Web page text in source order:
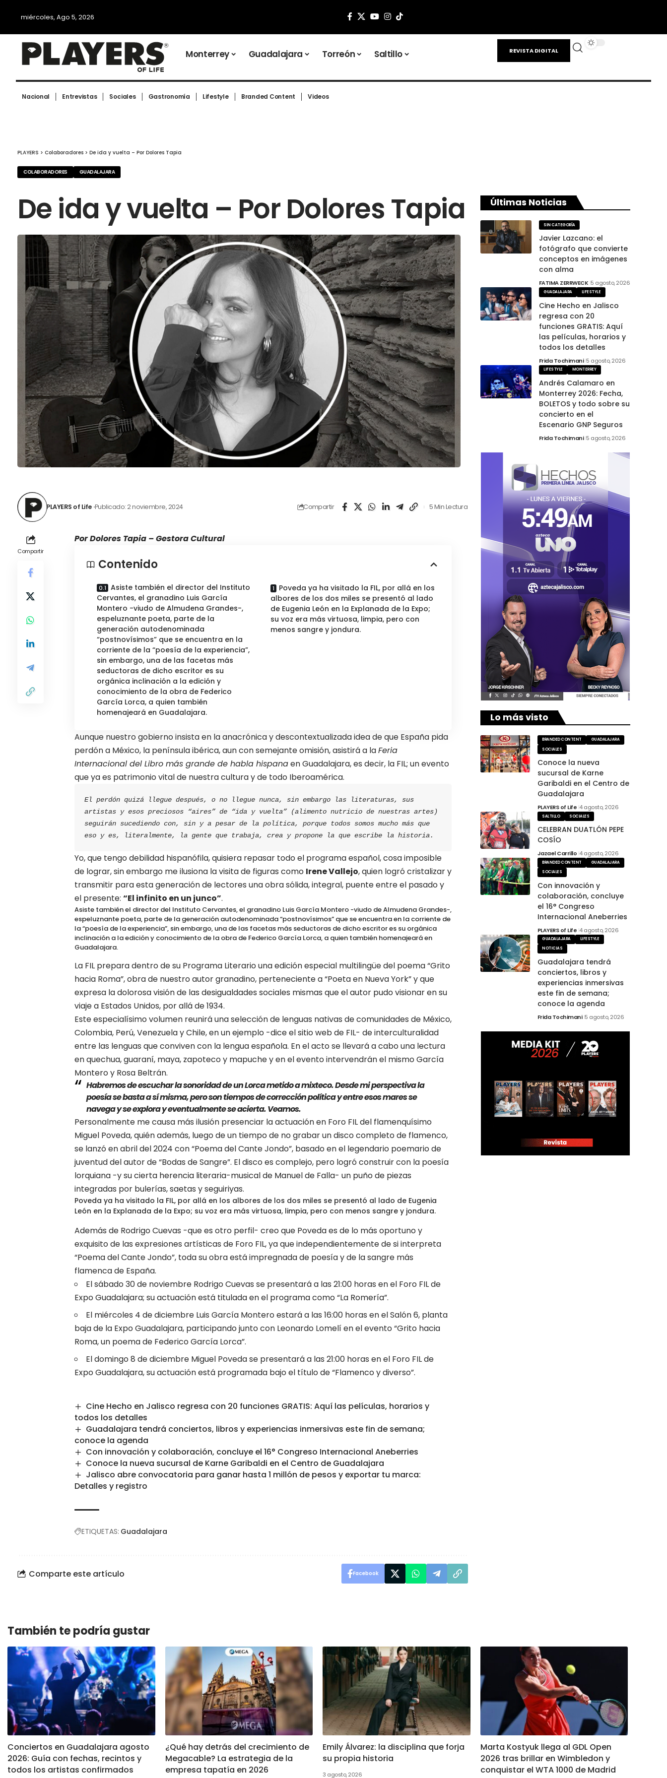
miércoles, Ago 5, 2026
Monterrey Guadalajara Torreón Saltillo REVISTA DIGITAL
Nacional Entrevistas Sociales Gastronomía Lifestyle Branded Content Videos
PLAYERS > Colaboradores > De ida y vuelta – Por Dolores Tapia
COLABORADORES GUADALAJARA
De ida y vuelta – Por Dolores Tapia
PLAYERS of Life Publicado: 2 noviembre, 2024 Compartir 5 Min Lectura
Compartir
Por Dolores Tapia – Gestora Cultural
Contenido
Asiste también el director del Instituto
Cervantes, el granadino Luis García
Montero -viudo de Almudena Grandes-,
espeluznante poeta, parte de la
generación autodenominada
“postnovísimos” que se encuentra en la
corriente de la “poesía de la experiencia”,
sin embargo, una de las facetas más
seductoras de dicho escritor es su
orgánica inclinación a la edición y
conocimiento de la obra de Federico
García Lorca, a quien también
homenajeará en Guadalajara.
Poveda ya ha visitado la FIL, por allá en los
albores de los dos miles se presentó al lado
de Eugenia León en la Explanada de la Expo;
su voz era más virtuosa, limpia, pero con
menos sangre y jondura.
Aunque nuestro gobierno insista en la anacrónica y descontextualizada idea de que España pida
perdón a México, la península ibérica, aun con semejante omisión, asistirá a laFeria
Internacional del Libro más grande de habla hispanaen Guadalajara, es decir, la FIL; un evento
que ya es patrimonio vital de nuestra cultura y de todo Iberoamérica.
El perdón quizá llegue después, o no llegue nunca, sin embargo las literaturas, sus
artistas y esos preciosos “aires” de “ida y vuelta” (alimento nutricio de nuestras artes)
seguirán sucediendo con, sin y a pesar de la política, porque todos somos mucho más que
eso y es, literalmente, la gente que trabaja, crea y propone la que escribe la historia.
Yo, que tengo debilidad hispanófila, quisiera repasar todo el programa español, cosa imposible
de lograr, sin embargo me ilusiona la visita de figuras como Irene Vallejo, quien logró cristalizar y
transmitir para esta generación de lectores una obra sólida, integral, puente entre el pasado y
el presente: “El infinito en un junco”.
Asiste también el director del Instituto Cervantes, el granadino Luis García Montero -viudo de Almudena Grandes-,
espeluznante poeta, parte de la generación autodenominada “postnovísimos” que se encuentra en la corriente de
la “poesía de la experiencia”, sin embargo, una de las facetas más seductoras de dicho escritor es su orgánica
inclinación a la edición y conocimiento de la obra de Federico García Lorca, a quien también homenajeará en
Guadalajara.
La FIL prepara dentro de su Programa Literario una edición especial multilingüe del poema “Grito
hacia Roma”, obra de nuestro autor granadino, perteneciente a “Poeta en Nueva York” y que
expresa la dolorosa visión de las desigualdades sociales mismas que el autor pudo visionar en su
viaje a Estados Unidos, por allá de 1934.
Este especialísimo volumen reunirá una selección de lenguas nativas de comunidades de México,
Colombia, Perú, Venezuela y Chile, en un ejemplo -dice el sitio web de FIL- de interculturalidad
entre las lenguas que conviven con la lengua española. En el acto se llevará a cabo una lectura
en quechua, guaraní, maya, zapoteco y mapuche y en el evento intervendrán el mismo García
Montero y Rosa Beltrán.
Habremos de escuchar la sonoridad de un Lorca metido a mixteco. Desde mi perspectiva la
poesía se basta a sí misma, pero son tiempos de corrección política y entre esos mares se
navega y se explora y eventualmente se acierta. Veamos.
Personalmente me causa más ilusión presenciar la actuación en Foro FIL del flamenquísimo
Miguel Poveda, quién además, luego de un tiempo de no grabar un disco completo de flamenco,
se lanzó en abril del 2024 con “Poema del Cante Jondo”, basado en el legendario poemario de
juventud del autor de “Bodas de Sangre”. El disco es complejo, pero logró construir con la poesía
lorquiana -y su cierta herencia literaria-musical de Manuel de Falla- un puño de piezas
integradas por bulerías, saetas y seguiriyas.
Poveda ya ha visitado la FIL, por allá en los albores de los dos miles se presentó al lado de Eugenia
León en la Explanada de la Expo; su voz era más virtuosa, limpia, pero con menos sangre y jondura.
Además de Rodrigo Cuevas -que es otro perfil- creo que Poveda es de lo más oportuno y
exquisito de las expresiones artísticas de Foro FIL, ya que independientemente de si interpreta
“Poema del Cante Jondo”, toda su obra está impregnada de poesía y de la sangre más
flamenca de España.
El sábado 30 de noviembre Rodrigo Cuevas se presentará a las 21:00 horas en el Foro FIL de
Expo Guadalajara; su actuación está titulada en el programa como “La Romería”.
El miércoles 4 de diciembre Luis García Montero estará a las 16:00 horas en el Salón 6, planta
baja de la Expo Guadalajara, participando junto con Leonardo Lomelí en el evento “Grito hacia
Roma, un poema de Federico García Lorca”.
El domingo 8 de diciembre Miguel Poveda se presentará a las 21:00 horas en el Foro FIL de
Expo Guadalajara, su actuación está programada bajo el título de “Flamenco y diverso”.
Cine Hecho en Jalisco regresa con 20 funciones GRATIS: Aquí las películas, horarios y
todos los detalles
Guadalajara tendrá conciertos, libros y experiencias inmersivas este fin de semana;
conoce la agenda
Con innovación y colaboración, concluye el 16° Congreso Internacional Aneberries
Conoce la nueva sucursal de Karne Garibaldi en el Centro de Guadalajara
Jalisco abre convocatoria para ganar hasta 1 millón de pesos y exportar tu marca:
Detalles y registro
ETIQUETAS: Guadalajara
Comparte este artículo Facebook
Últimas Noticias
SIN CATEGORÍA
Javier Lazcano: el
fotógrafo que convierte
conceptos en imágenes
con alma
FATIMA ZERRWECK 5 agosto, 2026
GUADALAJARA LIFESTYLE
Cine Hecho en Jalisco
regresa con 20
funciones GRATIS: Aquí
las películas, horarios y
todos los detalles
Frida Tochimani 5 agosto, 2026
LIFESTYLE MONTERREY
Andrés Calamaro en
Monterrey 2026: Fecha,
BOLETOS y todo sobre su
concierto en el
Escenario GNP Seguros
Frida Tochimani 5 agosto, 2026
Lo más visto
BRANDED CONTENT
GUADALAJARA
SOCIALES
Conoce la nueva
sucursal de Karne
Garibaldi en el Centro de
Guadalajara
PLAYERS of Life 4 agosto, 2026
SALTILLO SOCIALES
CELEBRAN DUATLÓN PEPE
COSÍO
Jazael Carrillo 4 agosto, 2026
BRANDED CONTENT
GUADALAJARA
SOCIALES
Con innovación y
colaboración, concluye
el 16° Congreso
Internacional Aneberries
PLAYERS of Life 4 agosto, 2026
GUADALAJARA
LIFESTYLE
NOTICIAS
Guadalajara tendrá
conciertos, libros y
experiencias inmersivas
este fin de semana;
conoce la agenda
Frida Tochimani 5 agosto, 2026
También te podría gustar
Conciertos en Guadalajara agosto
2026: Guía con fechas, recintos y
todos los artistas confirmados
¿Qué hay detrás del crecimiento de
Megacable? La estrategia de la
empresa tapatía en 2026
Emily Álvarez: la disciplina que forja
su propia historia
3 agosto, 2026
Marta Kostyuk llega al GDL Open
2026 tras brillar en Wimbledon y
conquistar el WTA 1000 de Madrid